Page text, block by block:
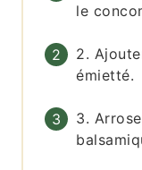
le
2.
émietté.
3.